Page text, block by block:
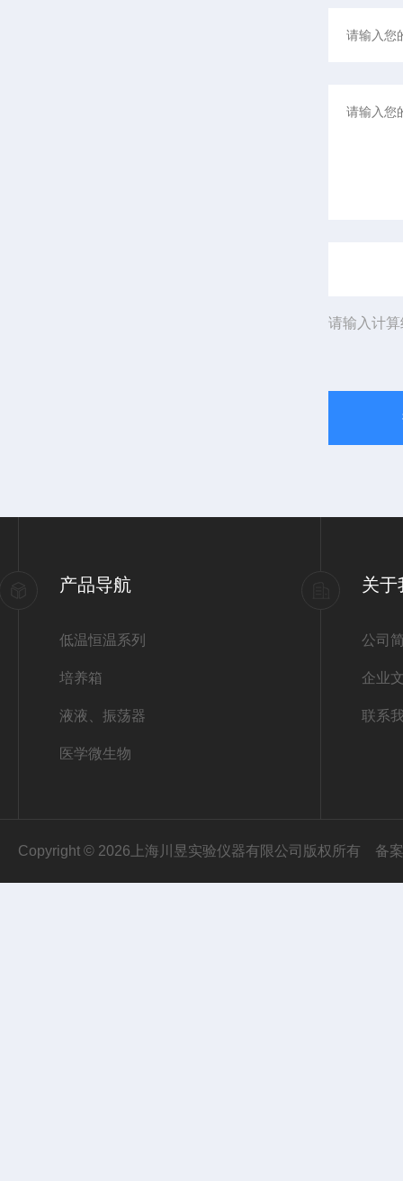
请输入计
产品导航
低温恒温系列
培养箱
液液、振荡器
医学微生物
关于
公司
企业
联系
Copyright © 2026上海川昱实验仪器有限公司版权所有 备